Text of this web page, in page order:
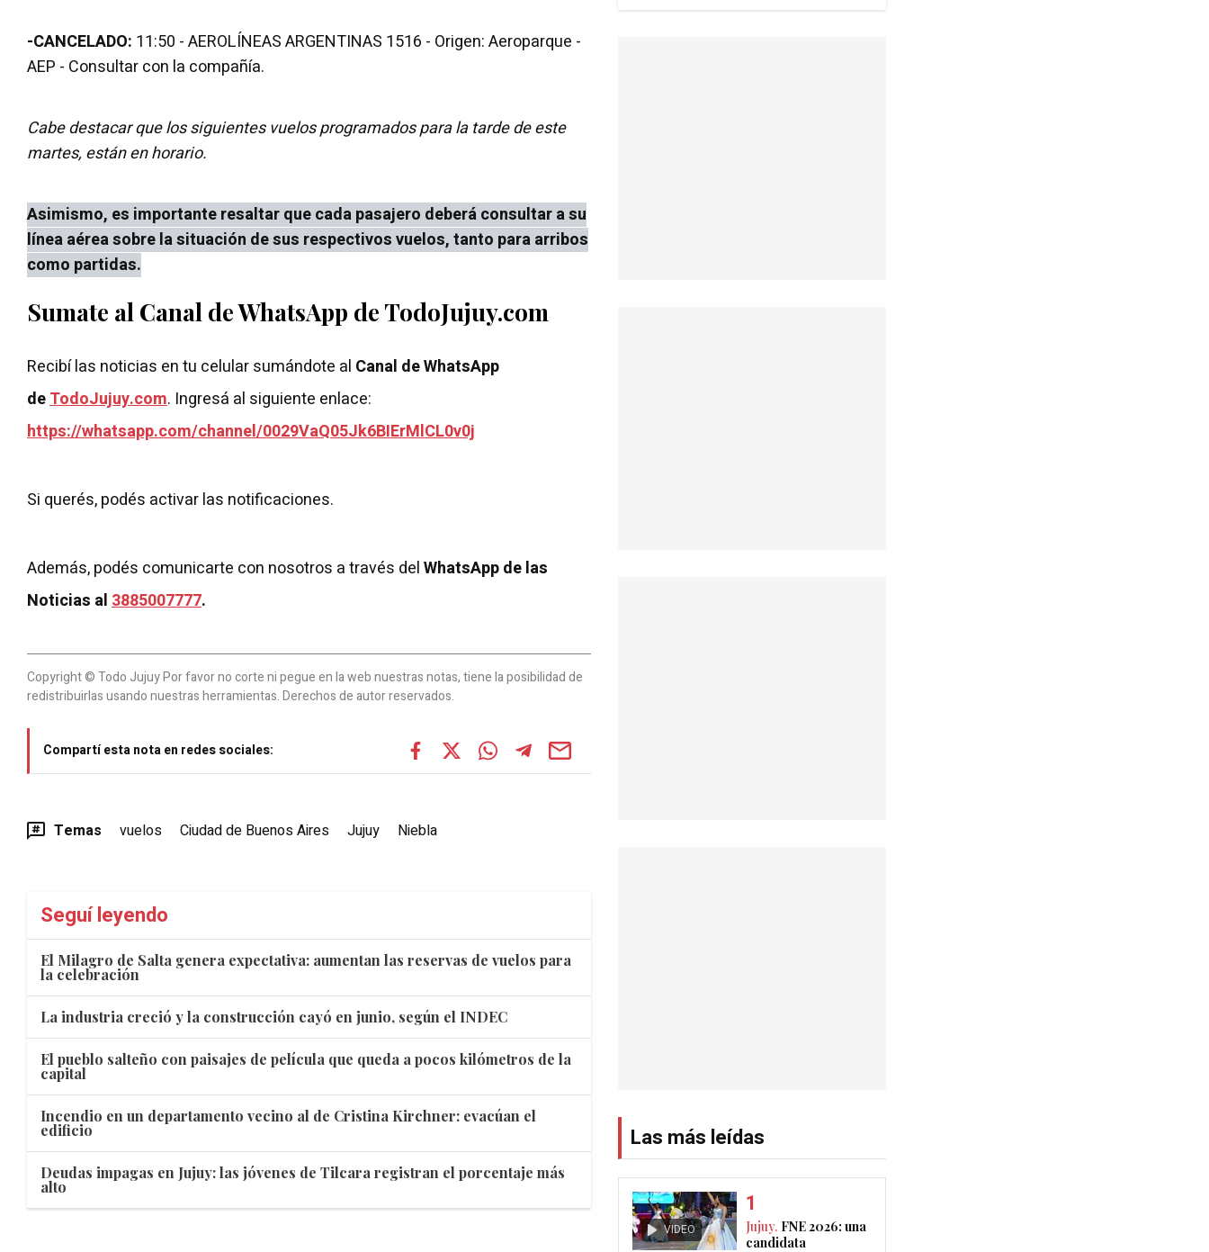
-CANCELADO: 11:50 - AEROLÍNEAS ARGENTINAS 1516 - Origen: Aeroparque -
AEP - Consultar con la compañía.
Cabe destacar que los siguientes vuelos programados para la tarde de este
martes, están en horario.
Asimismo, es importante resaltar que cada pasajero deberá consultar a su
línea aérea sobre la situación de sus respectivos vuelos, tanto para arribos
como partidas.
Sumate al Canal de WhatsApp de TodoJujuy.com
Recibí las noticias en tu celular sumándote al Canal de WhatsApp
deTodoJujuy.com. Ingresá al siguiente enlace:
https://whatsapp.com/channel/0029VaQ05Jk6BIErMlCL0v0j
Si querés, podés activar las notificaciones.
Además, podés comunicarte con nosotros a través delWhatsApp de las
Noticias al3885007777.
Copyright © Todo Jujuy Por favor no corte ni pegue en la web nuestras notas, tiene la posibilidad de
redistribuirlas usando nuestras herramientas. Derechos de autor reservados.
Compartí esta nota en redes sociales:
Temas vuelos Ciudad de Buenos Aires Jujuy Niebla
Seguí leyendo
El Milagro de Salta genera expectativa: aumentan las reservas de vuelos para
la celebración
La industria creció y la construcción cayó en junio, según el INDEC
El pueblo salteño con paisajes de película que queda a pocos kilómetros de la
capital
Incendio en un departamento vecino al de Cristina Kirchner: evacúan el
edificio
Deudas impagas en Jujuy: las jóvenes de Tilcara registran el porcentaje más
alto
Las más leídas
VIDEO Jujuy. FNE 2026: una
candidata